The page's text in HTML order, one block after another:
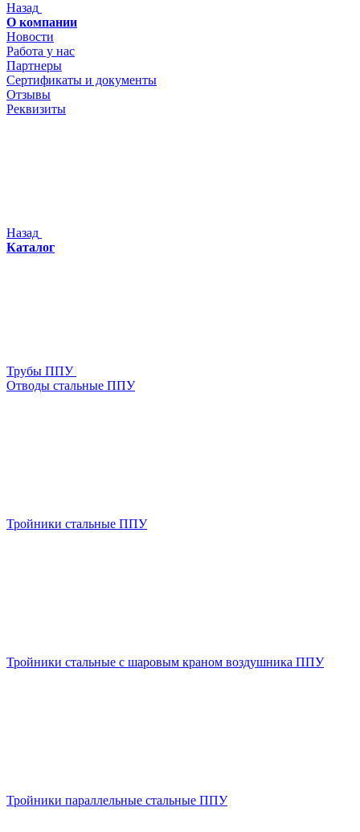
Назад
О компании
Новости
Работа у нас
Партнеры
Сертификаты и документы
Отзывы
Реквизиты
Назад
Каталог
Трубы ППУ
Отводы стальные ППУ
Тройники стальные ППУ
Тройники стальные с шаровым краном воздушника ППУ
Тройники параллельные стальные ППУ